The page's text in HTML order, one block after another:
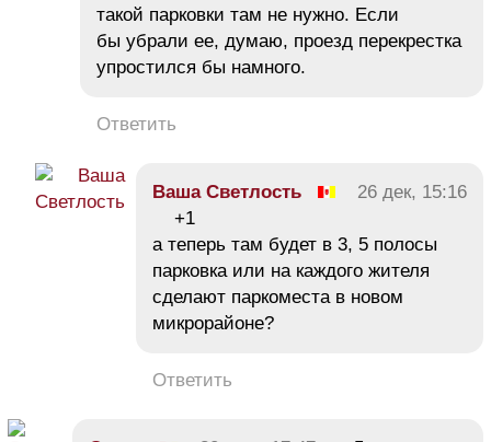
такой парковки там не нужно. Если
бы убрали ее, думаю, проезд перекрестка
упростился бы намного.
Ответить
Ваша Светлость
26 дек, 15:16
+1
а теперь там будет в 3, 5 полосы
парковка или на каждого жителя
сделают паркоместа в новом
микрорайоне?
Ответить